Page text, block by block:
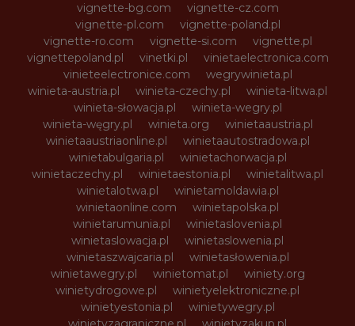
vignette-bg.com
vignette-cz.com
vignette-pl.com
vignette-poland.pl
vignette-ro.com
vignette-si.com
vignette.pl
vignettepoland.pl
vinetki.pl
vinietaelectronica.com
vinieteelectronice.com
wegrywinieta.pl
winieta-austria.pl
winieta-czechy.pl
winieta-litwa.pl
winieta-słowacja.pl
winieta-wegry.pl
winieta-węgry.pl
winieta.org
winietaaustria.pl
winietaaustriaonline.pl
winietaautostradowa.pl
winietabulgaria.pl
winietachorwacja.pl
winietaczechy.pl
winietaestonia.pl
winietalitwa.pl
winietalotwa.pl
winietamoldawia.pl
winietaonline.com
winietapolska.pl
winietarumunia.pl
winietaslovenia.pl
winietaslowacja.pl
winietaslowenia.pl
winietaszwajcaria.pl
winietasłowenia.pl
winietawegry.pl
winietomat.pl
winiety.org
winietydrogowe.pl
winietyelektroniczne.pl
winietyestonia.pl
winietywegry.pl